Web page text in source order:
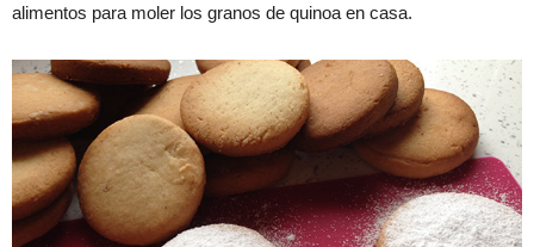
alimentos para moler los granos de quinoa en casa.